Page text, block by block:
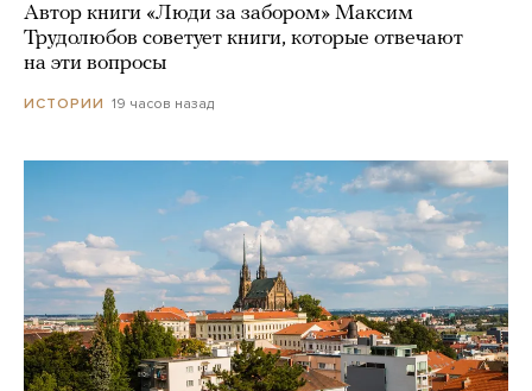
Автор книги «Люди за забором» Максим
Трудолюбов советует книги, которые отвечают
на эти вопросы
ИСТОРИИ 19 часов назад